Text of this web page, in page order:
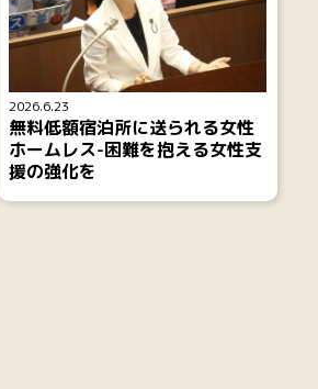
2026.6.23
無料低額宿泊所に送られる女性
ホームレス-困難を抱える女性支
援の強化を